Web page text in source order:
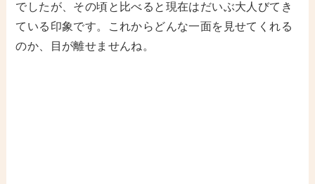
でしたが、その頃と比べると現在はだいぶ大人びてき
ている印象です。これからどんな一面を見せてくれる
のか、目が離せませんね。